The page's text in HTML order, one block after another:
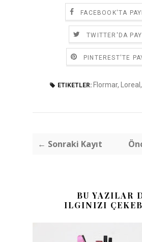
FACEBOOK'TA
TWITTER'DA
PINTEREST'TE
ETIKETLER: Flormar, Loreal ,
← Sonraki Kayıt
BU YAZILAR
ILGINIZI